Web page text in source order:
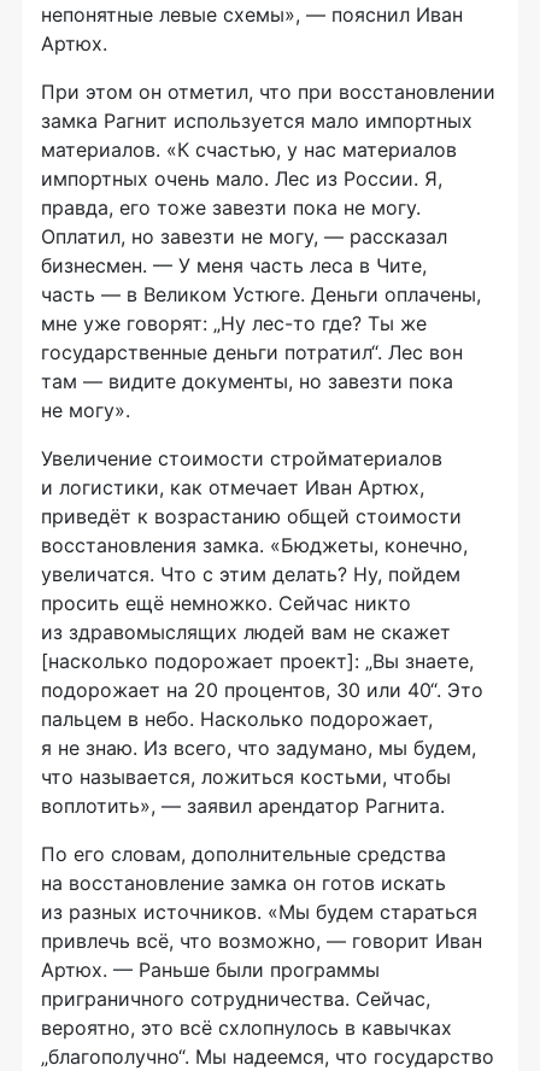
непонятные левые схемы», — пояснил Иван
Артюх.
При этом он отметил, что при восстановлении
замка Рагнит используется мало импортных
материалов. «К счастью, у нас материалов
импортных очень мало. Лес из России. Я,
правда, его тоже завезти пока не могу.
Оплатил, но завезти не могу, — рассказал
бизнесмен. — У меня часть леса в Чите,
часть — в Великом Устюге. Деньги оплачены,
мне уже говорят: „Ну лес-то где? Ты же
государственные деньги потратил“. Лес вон
там — видите документы, но завезти пока
не могу».
Увеличение стоимости стройматериалов
и логистики, как отмечает Иван Артюх,
приведёт к возрастанию общей стоимости
восстановления замка. «Бюджеты, конечно,
увеличатся. Что с этим делать? Ну, пойдем
просить ещё немножко. Сейчас никто
из здравомыслящих людей вам не скажет
[насколько подорожает проект]: „Вы знаете,
подорожает на 20 процентов, 30 или 40“. Это
пальцем в небо. Насколько подорожает,
я не знаю. Из всего, что задумано, мы будем,
что называется, ложиться костьми, чтобы
воплотить», — заявил арендатор Рагнита.
По его словам, дополнительные средства
на восстановление замка он готов искать
из разных источников. «Мы будем стараться
привлечь всё, что возможно, — говорит Иван
Артюх. — Раньше были программы
приграничного сотрудничества. Сейчас,
вероятно, это всё схлопнулось в кавычках
„благополучно“. Мы надеемся, что государство